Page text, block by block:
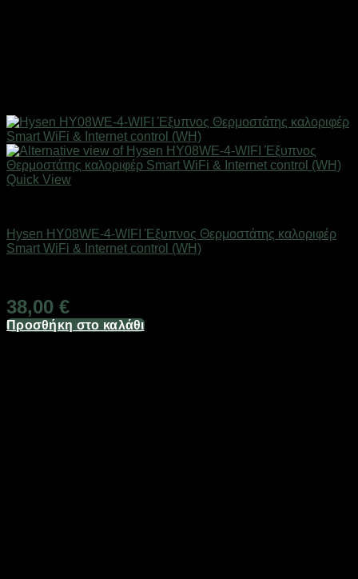
Quick View
Hysen HY08WE-4-WIFI Έξυπνος Θερμοστάτης καλοριφέρ
Smart WiFi & Internet control (WH)
38,00 €
Προσθήκη στο καλάθι